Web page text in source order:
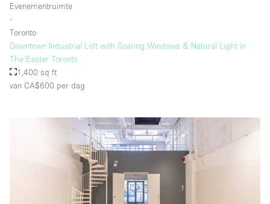
Evenementruimte
∙
Toronto
Downtown Industrial Loft with Soaring Windows & Natural Light in
The Easter Toronto
1,400 sq ft
van CA$600 per dag